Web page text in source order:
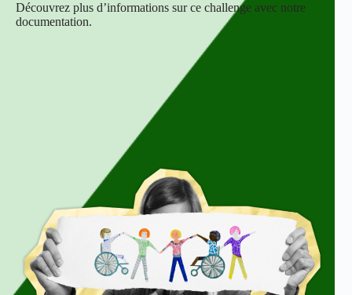
Découvrez plus d’informations sur ce challenge avec notre
documentation.